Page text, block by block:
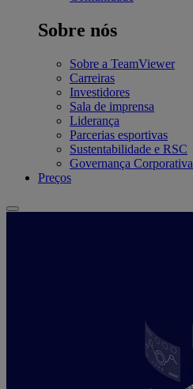
Sobre nós
Sobre a TeamViewer
Carreiras
Investidores
Sala de imprensa
Liderança
Parcerias esportivas
Sustentabilidade e RSC
Governança Corporativa
Preços